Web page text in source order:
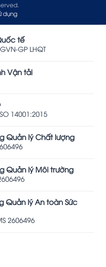
dụng
tế
GP LHQT
Vận tải
14001:2015
Quản lý Chất lượng
Quản lý Môi trường
Quản lý An toàn Sức
2606496